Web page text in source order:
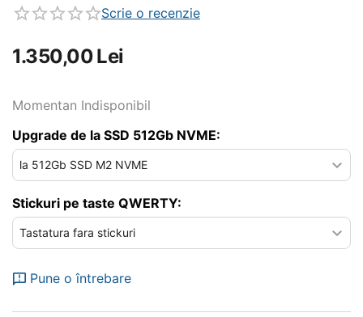
Scrie o recenzie
1.350,00Lei
Momentan Indisponibil
Upgrade de la SSD 512Gb NVME:
Stickuri pe taste QWERTY:
Pune o întrebare